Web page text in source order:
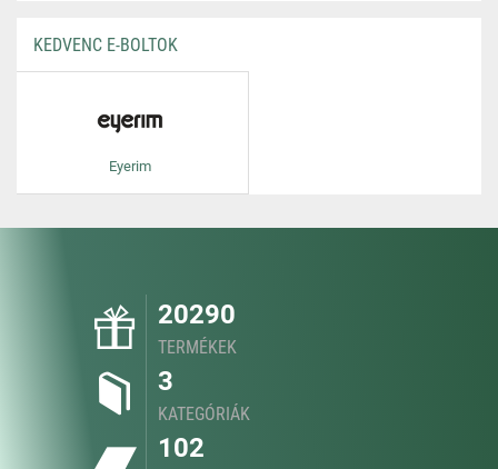
KEDVENC E-BOLTOK
Eyerim
20290
TERMÉKEK
3
KATEGÓRIÁK
102